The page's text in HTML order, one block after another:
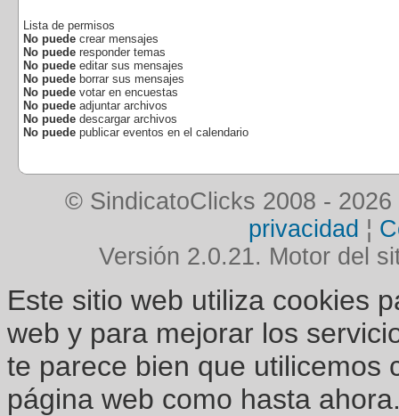
Lista de permisos
No puede crear mensajes
No puede responder temas
No puede editar sus mensajes
No puede borrar sus mensajes
No puede votar en encuestas
No puede adjuntar archivos
No puede descargar archivos
No puede publicar eventos en el calendario
© SindicatoClicks 2008 - 2026
privacidad ¦
Versión 2.0.21. Motor del
Este sitio web utiliza cookies
web y para mejorar los
te parece bien que utilicemos
página web como hasta